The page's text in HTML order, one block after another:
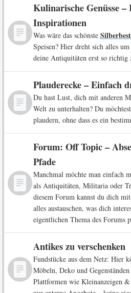
Kulinarische Genüsse –
Inspirationen
Was wäre das schönste
Speisen? Hier dreht sich alles
deine Antiquitäten erst so
Plauderecke – Einfach
Du hast Lust, dich mit anderen
Welt zu unterhalten? Du
plaudern, ohne dass es ein
Forum: Off Topic –
Pfade
Manchmal möchte man einfach
als Antiquitäten, Militaria oder
diesem Forum kannst du dich
alles austauschen, was dich
eigentlichen Thema des Forums
Antikes zu verschenken
Fundstücke aus dem Netz: Hier
Möbeln, Deko und
Plattformen wie Kleinanzeigen